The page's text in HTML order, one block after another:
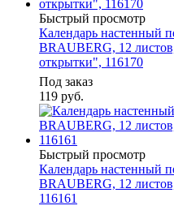
Быстрый просмотр
Календарь настенный
BRAUBERG, 12
открытки", 116170
Под заказ
119 руб.
Быстрый просмотр
Календарь настенный
BRAUBERG, 12
116161